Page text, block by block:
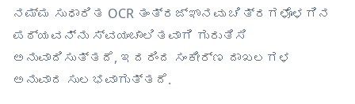
ನಮ್ಮ ಸುಧಾರಿತ OCR ತಂತ್ರಜ್ಞಾನವು ಚಿತ್ರಗಳೊಳಗಿನ
ಪಠ್ಯವನ್ನು ಸ್ವಯಂಚಾಲಿತವಾಗಿ ಗುರುತಿಸಿ
ಅನುವಾದಿಸುತ್ತದೆ, ಇದರಿಂದ ಸಂಕೀರ್ಣ ದಾಖಲಗಳ
ಅನುವಾದ ಸುಲಭವಾಗುತ್ತದೆ.